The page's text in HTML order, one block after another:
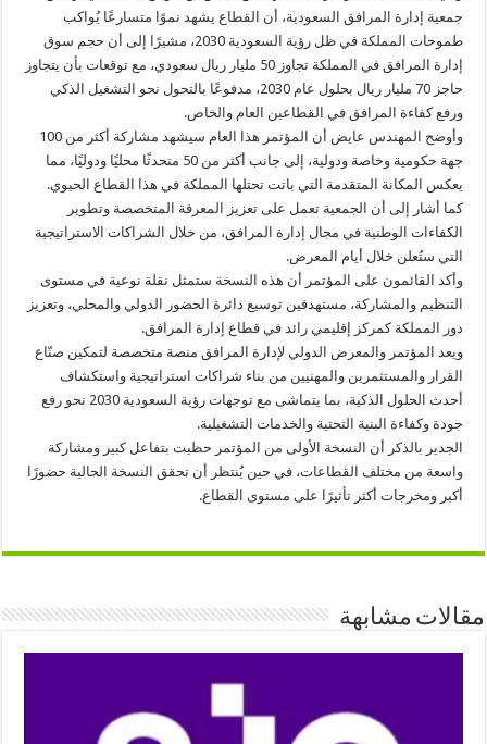
جمعية إدارة المرافق السعودية، أن القطاع يشهد نموًا متسارعًا يُواكب
طموحات المملكة في ظل رؤية السعودية 2030، مشيرًا إلى أن حجم سوق
إدارة المرافق في المملكة تجاوز 50 مليار ريال سعودي، مع توقعات بأن يتجاوز
حاجز 70 مليار ريال بحلول عام 2030، مدفوعًا بالتحول نحو التشغيل الذكي
ورفع كفاءة المرافق في القطاعين العام والخاص.
وأوضح المهندس عايض أن المؤتمر هذا العام سيشهد مشاركة أكثر من 100
جهة حكومية وخاصة ودولية، إلى جانب أكثر من 50 متحدثًا محليًا ودوليًا، مما
يعكس المكانة المتقدمة التي باتت تحتلها المملكة في هذا القطاع الحيوي.
كما أشار إلى أن الجمعية تعمل على تعزيز المعرفة المتخصصة وتطوير
الكفاءات الوطنية في مجال إدارة المرافق، من خلال الشراكات الاستراتيجية
التي ستُعلن خلال أيام المعرض.
وأكد القائمون على المؤتمر أن هذه النسخة ستمثل نقلة نوعية في مستوى
التنظيم والمشاركة، مستهدفين توسيع دائرة الحضور الدولي والمحلي، وتعزيز
دور المملكة كمركز إقليمي رائد في قطاع إدارة المرافق.
ويعد المؤتمر والمعرض الدولي لإدارة المرافق منصة متخصصة لتمكين صنّاع
القرار والمستثمرين والمهنيين من بناء شراكات استراتيجية واستكشاف
أحدث الحلول الذكية، بما يتماشى مع توجهات رؤية السعودية 2030 نحو رفع
جودة وكفاءة البنية التحتية والخدمات التشغيلية.
الجدير بالذكر أن النسخة الأولى من المؤتمر حظيت بتفاعل كبير ومشاركة
واسعة من مختلف القطاعات، في حين يُنتظر أن تحقق النسخة الحالية حضورًا
أكبر ومخرجات أكثر تأثيرًا على مستوى القطاع.
مقالات مشابهة